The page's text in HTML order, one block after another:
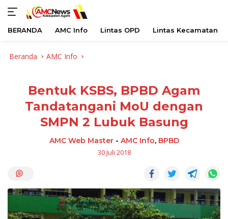
BERANDA AMC Info Lintas OPD Lintas Kecamatan
Beranda AMC Info
Bentuk KSBS, BPBD Agam
Tandatangani MoU dengan
SMPN 2 Lubuk Basung
AMC Web Master- AMC Info, BPBD
30 Juli 2018